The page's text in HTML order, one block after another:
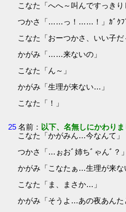
こなた「へへ～叫んですっき
つかさ「……っ！……！」ｶﾞｸﾌﾞ
こなた「おーつかさ、いい子
かがみ「……来ないの」
こなた「ん～」
かがみ「生理が来ない…」
こなた「！」
25 名前： 以下、名無しにかわり
こなた「かがみん…今なんて」
つかさ「…ぉおﾞ姉ちﾞゃんﾞ？
かがみ「こなたぁ…生理が来な
こなた「ま、まさか…」
かがみ「そうよ…あの夜あん